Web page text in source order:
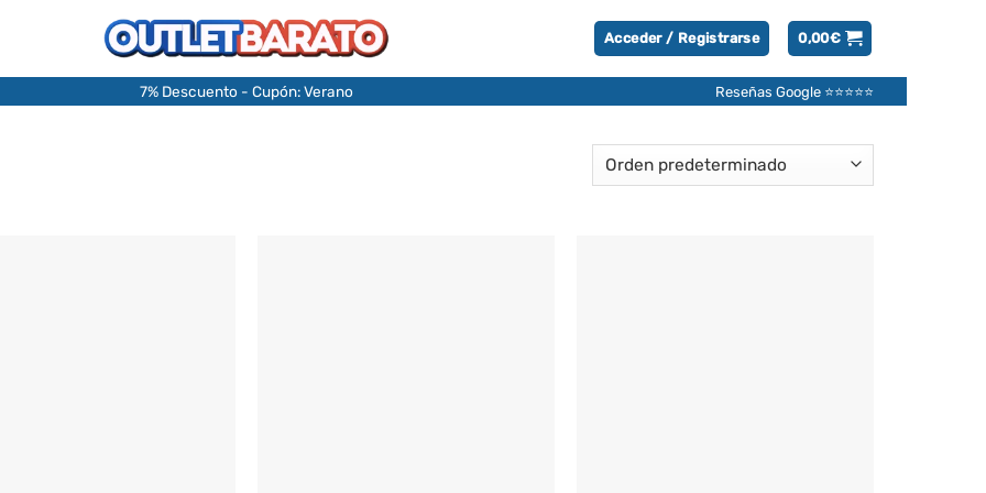
Acceder / Registrarse 0,00€
7% Descuento - Cupón: Verano Reseñas Google ⭐⭐⭐⭐⭐